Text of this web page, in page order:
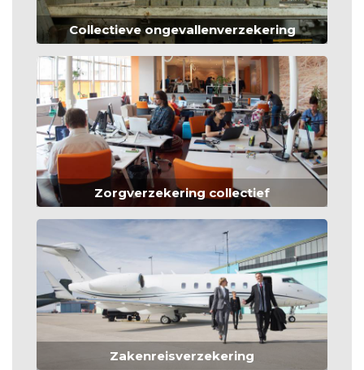
Collectieve ongevallenverzekering
Zorgverzekering collectief
Zakenreisverzekering